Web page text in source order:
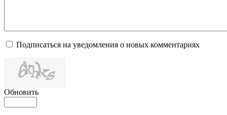
Подписаться на уведомления о новых комментариях
Обновить